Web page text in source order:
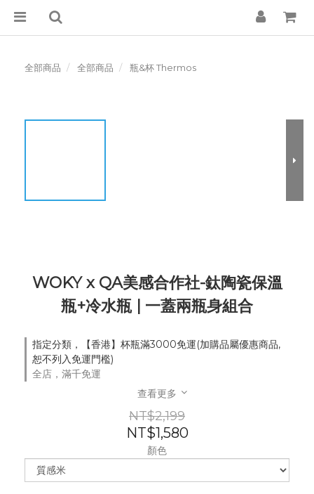
全部商品 全部商品 瓶&杯 Thermos
WOKY x QA美感合作社-鈦陶瓷保溫
瓶+冷水瓶 | 一蓋兩瓶身組合
指定分類，【香港】杯瓶滿3000免運(加購品屬優惠商品,
恕不列入免運門檻)
全店，滿千免運
查看更多
NT$2,199
NT$1,580
顏色